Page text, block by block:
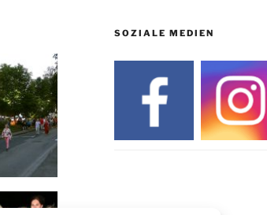
SOZIALE MEDIEN